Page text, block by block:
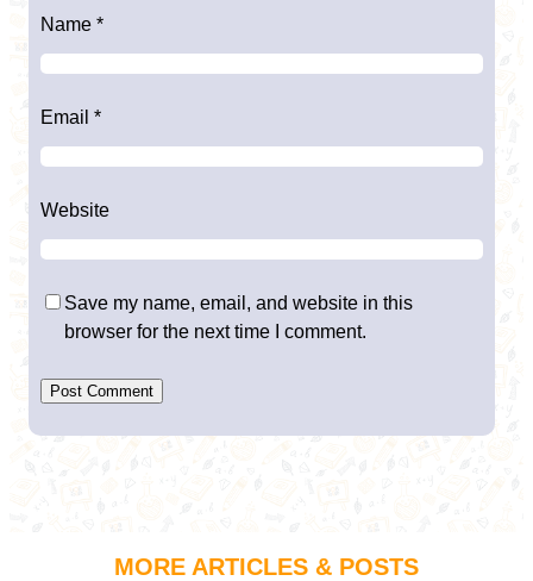
Name *
Email *
Website
Save my name, email, and website in this
browser for the next time I comment.
MORE ARTICLES & POSTS